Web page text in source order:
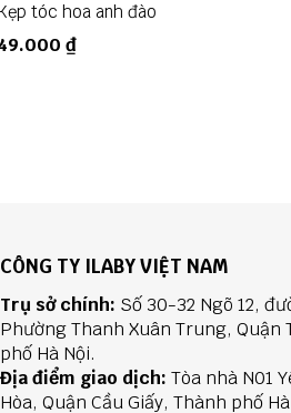
tóc hoa anh đào
₫
CÔNG TY ILABY VIỆT NAM
Trụ sở chính: Số 30-32 Ngõ 12,
Phường Thanh Xuân Trung, Quận
phố Hà Nội.
Địa điểm giao dịch: Tòa nhà N01
Hòa, Quận Cầu Giấy, Thành phố